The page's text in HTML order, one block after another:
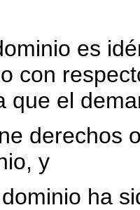
es
con
que el
derechos
y
ha